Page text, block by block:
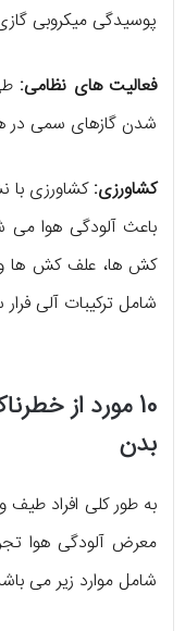
پوسیدگی میکروبی
فعالیت های نظامی:
شدن گازهای سمی در
کشاورزی:کشاورزی با
باعث آلودگی هوا می
کش ها، علف کش ها
شامل ترکیبات آلی
10 مورد از
بدن
به طور کلی افراد طیف
معرض آلودگی هوا
شامل موارد زیر می